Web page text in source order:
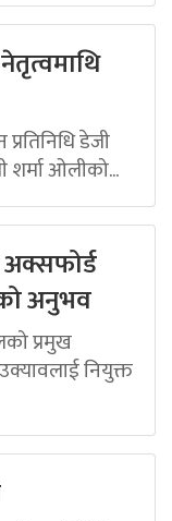
डेजी
शर्मा ओलीको...
अक्सफोर्ड
अनुभव
प्रमुख
नियुक्त